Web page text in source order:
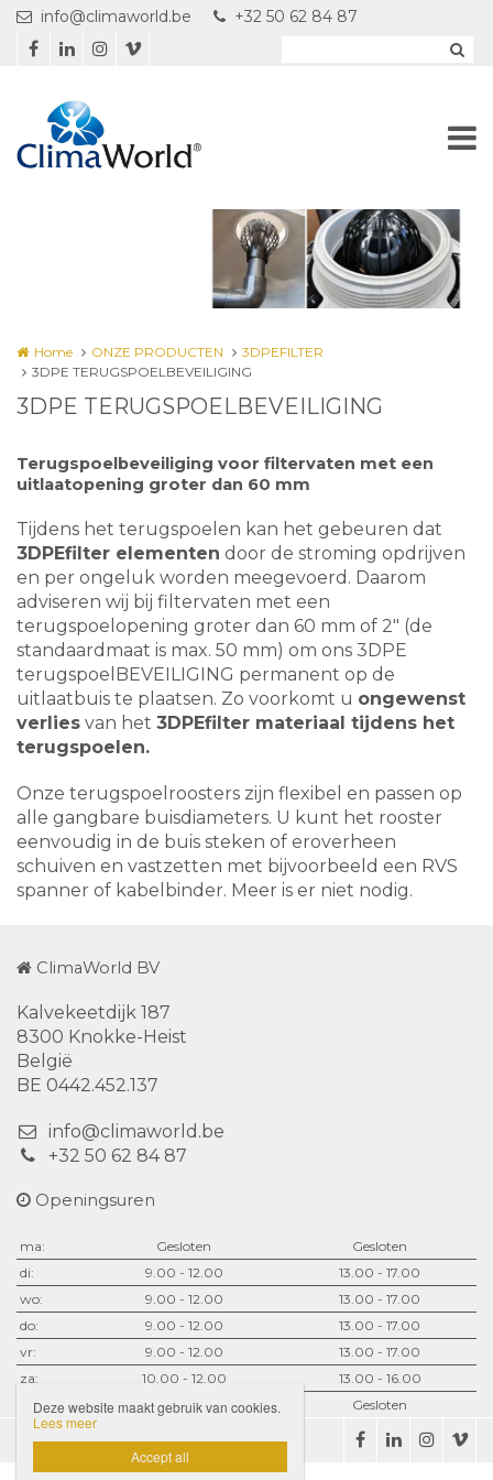
Overslaan en naar de inhoud gaan
info@climaworld.be +32 50 62 84 87
Home ONZE PRODUCTEN
3DPEFILTER
3DPE TERUGSPOELBEVEILIGING
3DPE TERUGSPOELBEVEILIGING
Terugspoelbeveiliging voor filtervaten met een
uitlaatopening groter dan 60 mm
Tijdens het terugspoelen kan het gebeuren dat
3DPEfilter elementen door de stroming opdrijven
en per ongeluk worden meegevoerd. Daarom
adviseren wij bij filtervaten met een
terugspoelopening groter dan 60 mm of 2" (de
standaardmaat is max. 50 mm) om ons 3DPE
terugspoelBEVEILIGING permanent op de
uitlaatbuis te plaatsen. Zo voorkomt u ongewenst
verlies van het 3DPEfilter materiaal tijdens het
terugspoelen.
Onze terugspoelroosters zijn flexibel en passen op
alle gangbare buisdiameters. U kunt het rooster
eenvoudig in de buis steken of eroverheen
schuiven en vastzetten met bijvoorbeeld een RVS
spanner of kabelbinder. Meer is er niet nodig.
ClimaWorld BV
Kalvekeetdijk 187
8300 Knokke-Heist
België
BE 0442.452.137
info@climaworld.be
+32 50 62 84 87
Openingsuren
ma: Gesloten
Gesloten
di:
9.00 - 12.00
13.00 - 17.00
wo:
9.00 - 12.00
13.00 - 17.00
do:
9.00 - 12.00
13.00 - 17.00
vr:
9.00 - 12.00
13.00 - 17.00
za:
10.00 - 12.00
13.00 - 16.00
zo:
Gesloten Gesloten
Disclaimer Privacybeleid
Deze website maakt gebruik van cookies.
Lees meer
Accept all